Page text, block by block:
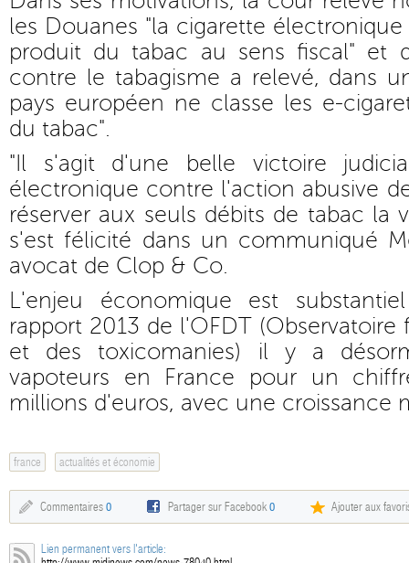
les Douanes "la cigarette
produit du tabac au sens fiscal" et
contre le tabagisme a relevé, dans
pays européen ne classe les e-
du tabac".
"Il s'agit d'une belle victoire
électronique contre l'action abusive
réserver aux seuls débits de tabac la
s'est félicité dans un communiqué
avocat de Clop & Co.
L'enjeu économique est
rapport 2013 de l'OFDT (Observatoire
et des toxicomanies) il y a
vapoteurs en France pour un
millions d'euros, avec une croissance
france actualités et économie
Commentaires 0 Partager sur Facebook0 Ajouter aux
Lien permanent vers l'article: